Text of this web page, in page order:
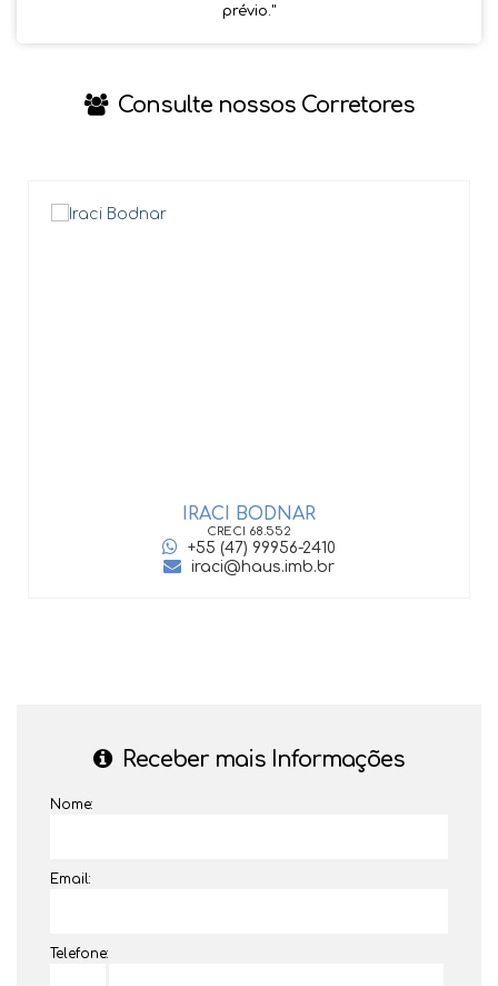
prévio.''
Consulte nossos Corretores
IRACI BODNAR
CRECI 68.552
+55 (47) 99956-2410
iraci@haus.imb.br
Receber mais Informações
Nome:
Email:
Telefone: